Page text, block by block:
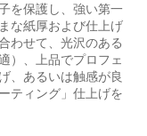
を保護し、強い第一
な紙厚および仕上げ
わせて、光沢のある
）、上品でプロフェ
、あるいは触感が良
ティング」仕上げを